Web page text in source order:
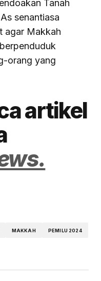
Tanah
senantiasa
agar Makkah
orang yang
artikel
MAKKAH PEMILU 2024